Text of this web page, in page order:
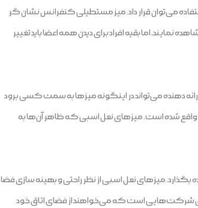
می‌توان قرار داد. میز مستطیلی کنفرانس نشان گر
اما بقیه افراد برای دیدن همه اعضا باید تغییر
دهنده می‌تواند در اینگونه میزها به سمت کسی برود
واقع شده است. میزهای نعل اسبی که ظاهر آن‌ها به
بگذارد. میزهای نعل اسبی از نظر راحتی و بهینه سازی فضا
شرکت‌هایی است که می‌خواهند از فضای اتاق خود